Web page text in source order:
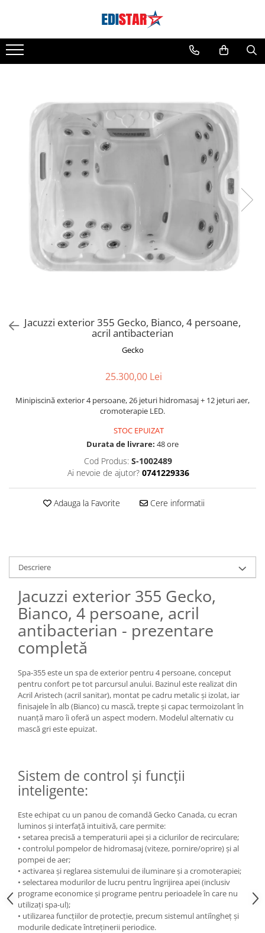
Sauna
Sauna finlandeză
Jacuzzi exterior 355 Gecko, Bianco, 4 persoane,
acril antibacterian
Gecko
25.300,00 Lei
Minipiscină exterior 4 persoane, 26 jeturi hidromasaj + 12 jeturi aer,
cromoterapie LED.
STOC EPUIZAT
Durata de livrare: 48 ore
Cod Produs: S-1002489
Ai nevoie de ajutor? 0741229336
Adauga la Favorite Cere informatii
Descriere
Jacuzzi exterior 355 Gecko,
Bianco, 4 persoane, acril
antibacterian - prezentare
completă
Spa-355 este un spa de exterior pentru 4 persoane, conceput
pentru confort pe tot parcursul anului. Bazinul este realizat din
Acril Aristech (acril sanitar), montat pe cadru metalic și izolat, iar
finisajele în alb (Bianco) cu mască, trepte și capac termoizolant în
nuanță maro îi oferă un aspect modern. Modelul alternativ cu
mască gri este epuizat.
Sistem de control și funcții
inteligente:
Este echipat cu un panou de comandă Gecko Canada, cu ecran
luminos și interfață intuitivă, care permite:
• setarea precisă a temperaturii apei și a ciclurilor de recirculare;
• controlul pompelor de hidromasaj (viteze, pornire/oprire) și al
pompei de aer;
• activarea și reglarea sistemului de iluminare și a cromoterapiei;
• selectarea modurilor de lucru pentru îngrijirea apei (inclusiv
programe economice și programe pentru perioadele în care nu
utilizați spa-ul);
• utilizarea funcțiilor de protecție, precum sistemul antiîngheț și
modurile dedicate întreținerii periodice.